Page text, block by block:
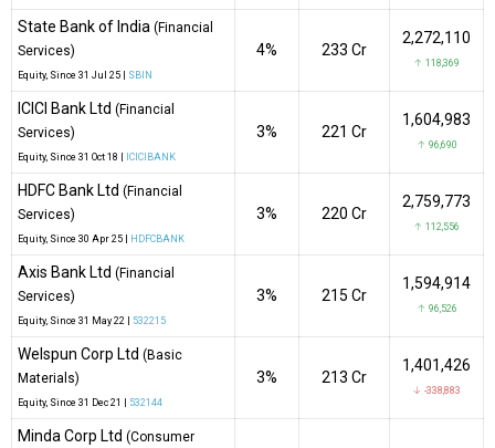
State Bank of India (Financial
Services)
Equity , Since 31 Jul 25 | SBIN
4% ₹233 Cr
2,272,110
↑ 118,369
ICICI Bank Ltd (Financial
Services)
Equity , Since 31 Oct 18 | ICICIBANK
3% ₹221 Cr
1,604,983
↑ 96,690
HDFC Bank Ltd (Financial
Services)
Equity , Since 30 Apr 25 | HDFCBANK
3% ₹220 Cr
2,759,773
↑ 112,556
Axis Bank Ltd (Financial
Services)
Equity , Since 31 May 22 | 532215
3% ₹215 Cr
1,594,914
↑ 96,526
Welspun Corp Ltd (Basic
Materials)
Equity , Since 31 Dec 21 | 532144
3% ₹213 Cr
1,401,426
↓ -338,883
Minda Corp Ltd (Consumer